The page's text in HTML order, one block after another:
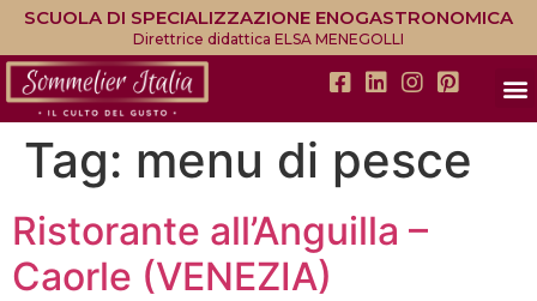
SCUOLA DI SPECIALIZZAZIONE ENOGASTRONOMICA
Direttrice didattica ELSA MENEGOLLI
Tag: menu di pesce
Ristorante all’Anguilla –
Caorle (VENEZIA)